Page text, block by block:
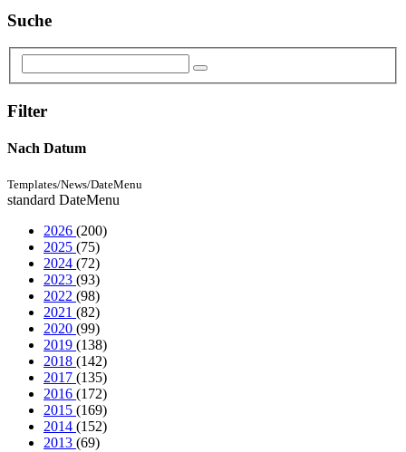
Suche
Filter
Nach Datum
Templates/News/DateMenu
standard DateMenu
2026 (200)
2025 (75)
2024 (72)
2023 (93)
2022 (98)
2021 (82)
2020 (99)
2019 (138)
2018 (142)
2017 (135)
2016 (172)
2015 (169)
2014 (152)
2013 (69)